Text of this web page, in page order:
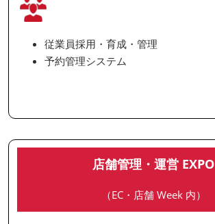
従業員採用・育成・管理
予約管理システム
店舗管理・運営 EXPO
（EC・店舗 Week 内）